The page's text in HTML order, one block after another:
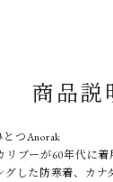
商品説
とつAnorak
リブーが60年代に
グした防寒着、カナ